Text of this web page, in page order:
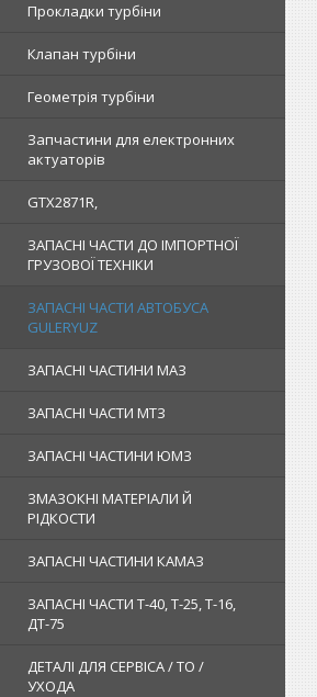
Прокладки турбіни
Клапан турбіни
Геометрія турбіни
Запчастини для електронних
актуаторів
GTX2871R,
ЗАПАСНІ ЧАСТИ ДО ІМПОРТНОЇ
ГРУЗОВОЇ ТЕХНІКИ
ЗАПАСНІ ЧАСТИ АВТОБУСА
GULERYUZ
ЗАПАСНІ ЧАСТИНИ МАЗ
ЗАПАСНІ ЧАСТИ МТЗ
ЗАПАСНІ ЧАСТИНИ ЮМЗ
ЗМАЗОКНІ МАТЕРІАЛИ Й
РІДКОСТИ
ЗАПАСНІ ЧАСТИНИ КАМАЗ
ЗАПАСНІ ЧАСТИ Т-40, Т-25, Т-16,
ДТ-75
ДЕТАЛІ ДЛЯ СЕРВІСА / ТО /
УХОДА